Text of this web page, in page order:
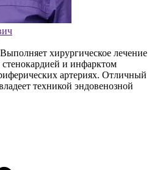
хирургическое лечение
и инфарктом
артериях. Отличный
техникой эндовенозной